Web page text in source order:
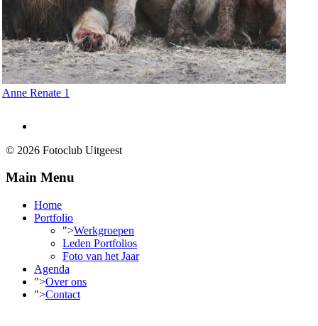
Anne Renate 1
© 2026 Fotoclub Uitgeest
Main Menu
Home
Portfolio
">Werkgroepen
Leden Portfolios
Foto van het Jaar
Agenda
">Over ons
">Contact